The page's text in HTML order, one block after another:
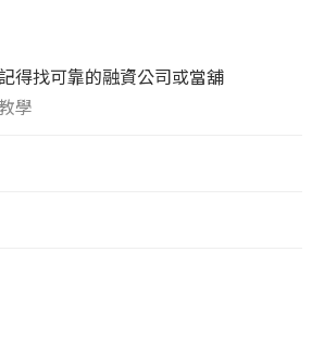
得找可靠的融資公司或當舖
學